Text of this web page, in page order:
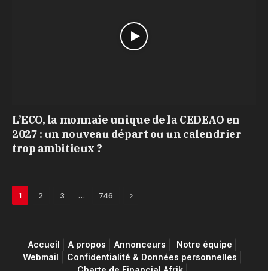
L’ECO, la monnaie unique de la CEDEAO en
2027 : un nouveau départ ou un calendrier
trop ambitieux ?
1 2 3 … 746 Next
Accueil A propos Annonceurs
Notre équipe
Webmail
Confidentialité & Données personnelles